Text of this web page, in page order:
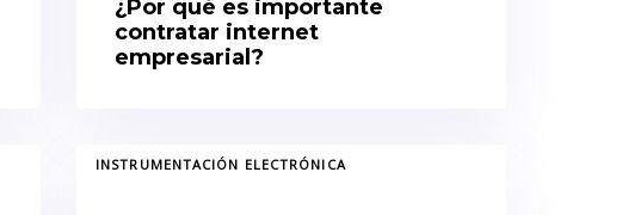
¿Por qué es importante
contratar internet
empresarial?
TAGSINSTRUMENTACIÓN ELECTRÓNICA